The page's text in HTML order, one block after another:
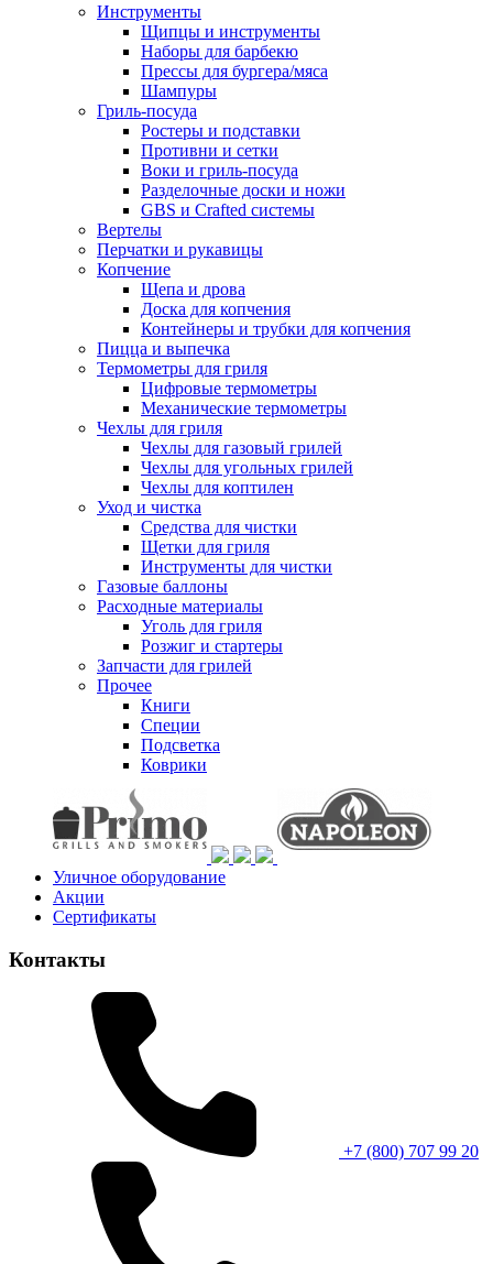
Инструменты
Щипцы и инструменты
Наборы для барбекю
Прессы для бургера/мяса
Шампуры
Гриль-посуда
Ростеры и подставки
Противни и сетки
Воки и гриль-посуда
Разделочные доски и ножи
GBS и Crafted системы
Вертелы
Перчатки и рукавицы
Копчение
Щепа и дрова
Доска для копчения
Контейнеры и трубки для копчения
Пицца и выпечка
Термометры для гриля
Цифровые термометры
Механические термометры
Чехлы для гриля
Чехлы для газовый грилей
Чехлы для угольных грилей
Чехлы для коптилен
Уход и чистка
Средства для чистки
Щетки для гриля
Инструменты для чистки
Газовые баллоны
Расходные материалы
Уголь для гриля
Розжиг и стартеры
Запчасти для грилей
Прочее
Книги
Специи
Подсветка
Коврики
Уличное оборудование
Акции
Сертификаты
Контакты
+7 (800) 707 99 20